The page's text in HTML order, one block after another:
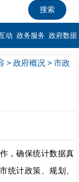
动 政务服务 政府数据
> 政府概况 > 市政
，确保统计数据真
统计政策、规划、